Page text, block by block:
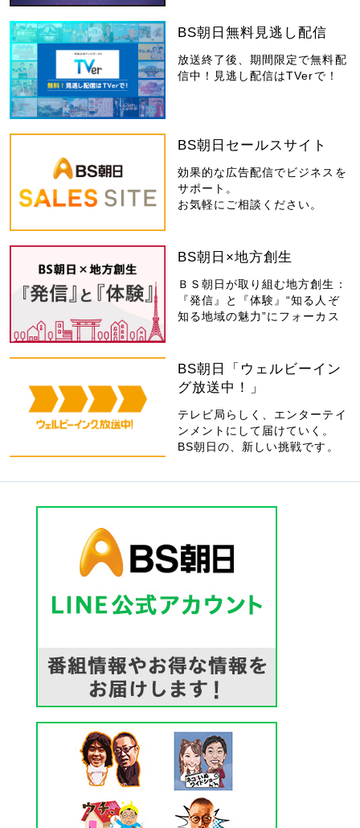
BS朝日無料見逃し配信
放送終了後、期間限定で無料配
信中！見逃し配信はTVerで！
BS朝日セールスサイト
効果的な広告配信でビジネスを
サポート。
お気軽にご相談ください。
BS朝日×地方創生
ＢＳ朝日が取り組む地方創生：
『発信』と『体験』“知る人ぞ
知る地域の魅力”にフォーカス
BS朝日「ウェルビーイン
グ放送中！」
テレビ局らしく、エンターテイ
ンメントにして届けていく。
BS朝日の、新しい挑戦です。